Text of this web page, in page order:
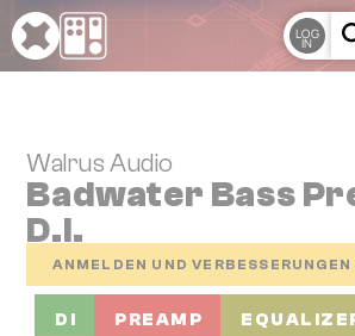
Cookie-Einstellungen
LOG
IN
Walrus Audio
Badwater Bass
D.I.
ANMELDEN UND VERBESSERUNGEN
DI PREAMP